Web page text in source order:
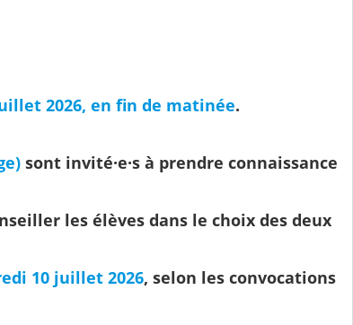
2026, en fin de matinée.
sont invité·e·s à prendre connaissance
les élèves dans le choix des deux
10 juillet 2026, selon les convocations